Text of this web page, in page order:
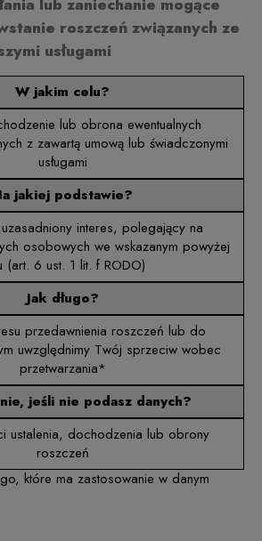
roszczeń związanych ze
usługami
W jakim celu?
lub obrona ewentualnych
z zawartą umową lub świadczonymi
usługami
jakiej podstawie?
interes, polegający na
osobowych we wskazanym powyżej
(art. 6 ust. 1 lit. f RODO)
Jak długo?
przedawnienia roszczeń lub do
uwzględnimy Twój sprzeciw wobec
przetwarzania*
jeśli nie podasz danych?
ustalenia, dochodzenia lub obrony
roszczeń
które ma zastosowanie w danym